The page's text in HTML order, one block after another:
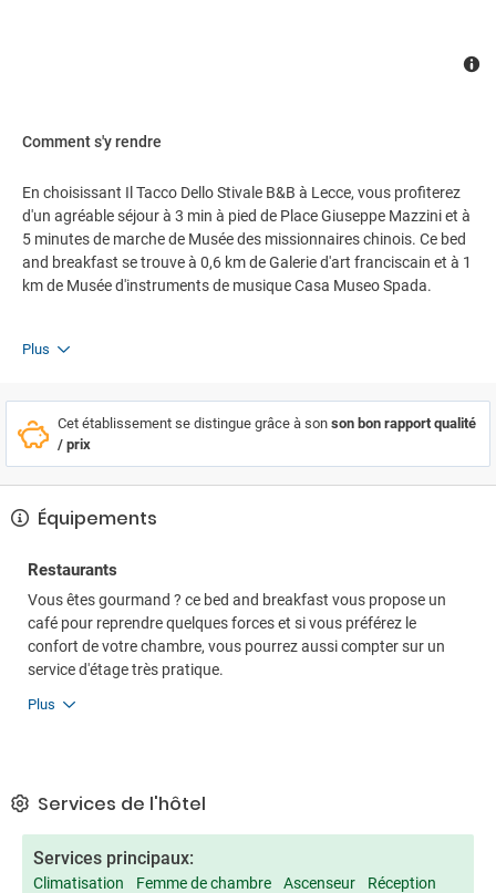
Comment s'y rendre
En choisissant Il Tacco Dello Stivale B&B à Lecce, vous profiterez
d'un agréable séjour à 3 min à pied de Place Giuseppe Mazzini et à
5 minutes de marche de Musée des missionnaires chinois. Ce bed
and breakfast se trouve à 0,6 km de Galerie d'art franciscain et à 1
km de Musée d'instruments de musique Casa Museo Spada.
Plus
Cet établissement se distingue grâce à son son bon rapport qualité
/ prix
Équipements
Restaurants
Vous êtes gourmand ? ce bed and breakfast vous propose un
café pour reprendre quelques forces et si vous préférez le
confort de votre chambre, vous pourrez aussi compter sur un
service d'étage très pratique.
Plus
Services de l'hôtel
Services principaux:
Climatisation Femme de chambre Ascenseur Réception